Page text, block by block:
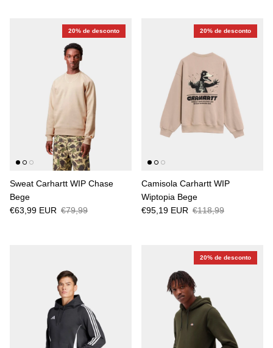
20% de desconto
Sweat Carhartt WIP Chase
Bege
€63,99 EUR €79,99
20% de desconto
Camisola Carhartt WIP
Wiptopia Bege
€95,19 EUR €118,99
20% de desconto